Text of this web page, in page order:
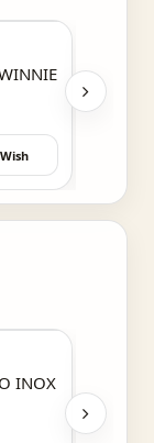
Wish
INOX
-
€ 15,90